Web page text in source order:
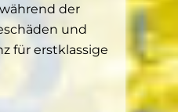
der
und
für erstklassige